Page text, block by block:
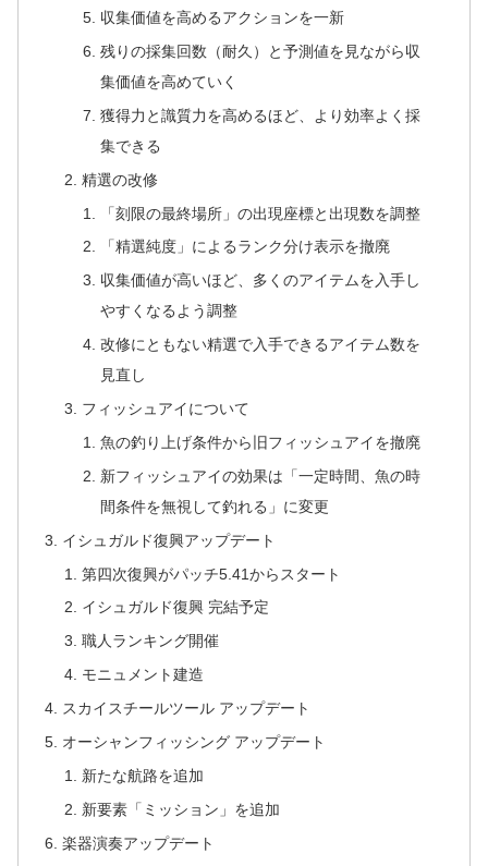
収集価値を高めるアクションを一新
残りの採集回数（耐久）と予測値を見ながら収
集価値を高めていく
獲得力と識質力を高めるほど、より効率よく採
集できる
精選の改修
「刻限の最終場所」の出現座標と出現数を調整
「精選純度」によるランク分け表示を撤廃
収集価値が高いほど、多くのアイテムを入手し
やすくなるよう調整
改修にともない精選で入手できるアイテム数を
見直し
フィッシュアイについて
魚の釣り上げ条件から旧フィッシュアイを撤廃
新フィッシュアイの効果は「一定時間、魚の時
間条件を無視して釣れる」に変更
イシュガルド復興アップデート
第四次復興がパッチ5.41からスタート
イシュガルド復興 完結予定
職人ランキング開催
モニュメント建造
スカイスチールツール アップデート
オーシャンフィッシング アップデート
新たな航路を追加
新要素「ミッション」を追加
楽器演奏アップデート